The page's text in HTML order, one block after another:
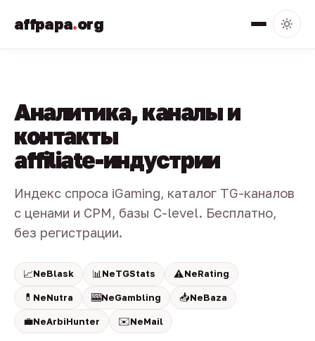
affpapa.org
Аналитика, каналы и
контакты
affiliate-индустрии
Индекс спроса iGaming, каталог TG-каналов
с ценами и CPM, базы C-level. Бесплатно,
без регистрации.
📈NeBlask 📊 NeTGStats ⚠️NeRating
💊 NeNutra 🎰NeGambling 📥NeBaza
💼NeArbiHunter ✉️NeMail